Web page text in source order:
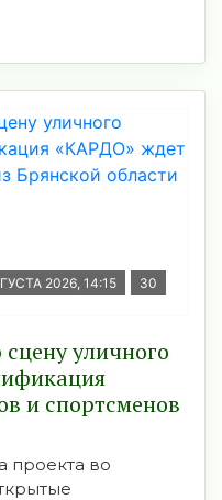
2026, 14:15 30
уличного
и спортсменов
проекта во